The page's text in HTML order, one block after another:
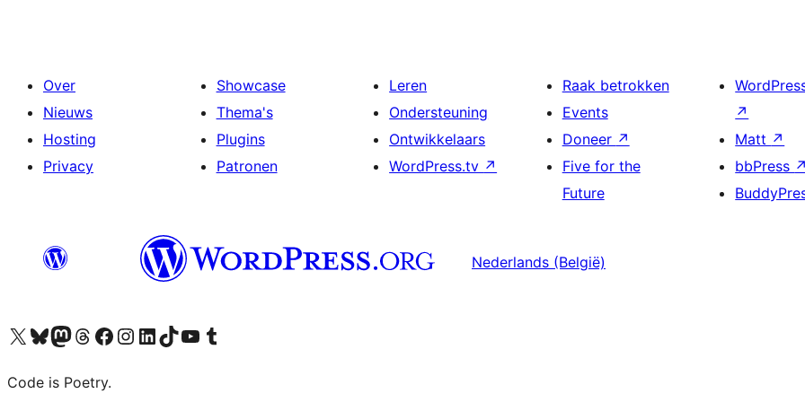
Over
Nieuws
Hosting
Privacy
Showcase
Thema's
Plugins
Patronen
Leren
Ondersteuning
Ontwikkelaars
WordPress.tv ↗
Raak betrokken
Events
Doneer ↗
Five for the
Future
↗
Matt ↗
bbPress ↗
Nederlands (België)
Bezoek ons X (voorheen Twitter) account
Bezoek onze Bluesky account
Bezoek ons Mastodon account
Bezoek onze Threads account
Onze Facebookpagina bezoeken
Bezoek onze Instagram account
Bezoek onze LinkedIn account
Bezoek onze TikTok account
Bezoek ons YouTube kanaalBezoek onze Tumblr account
Code is Poetry.